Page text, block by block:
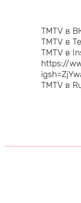
TMTV в
TMTV в
TMTV в
https://
TMTV в